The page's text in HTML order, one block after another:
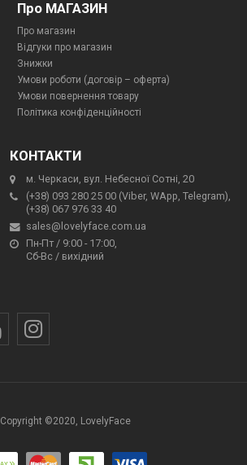
Про МАГАЗИН
Про магазин
Відгуки про магазин
Знижки
Умови роботи (договір – оферта)
Умови повернення товару
Політика конфіденційності
КОНТАКТИ
м. Черкаси, вул. Небесної Сотні, 20
(+38) 093 280 25 00 (Viber, WApp, Telegram),
(+38) 067 976 33 40
sales@lovelyface.com.ua
Пн-Пт / 9:00 - 17:00,
Сб-Вс / вихідний
Copyright ©2020, LovelyFace